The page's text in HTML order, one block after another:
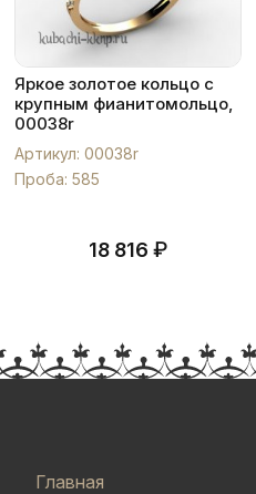
Яркое золотое кольцо с
крупным фианитомольцо,
00038r
Артикул: 00038r
Проба: 585
18 816 ₽
Главная